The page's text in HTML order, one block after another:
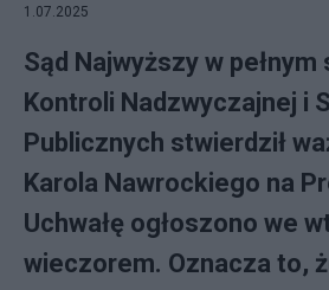
1.07.2025
Sąd Najwyższy w pełnym
Kontroli Nadzwyczajnej i
Publicznych stwierdził
Karola Nawrockiego na
Uchwałę ogłoszono we
wieczorem. Oznacza to,